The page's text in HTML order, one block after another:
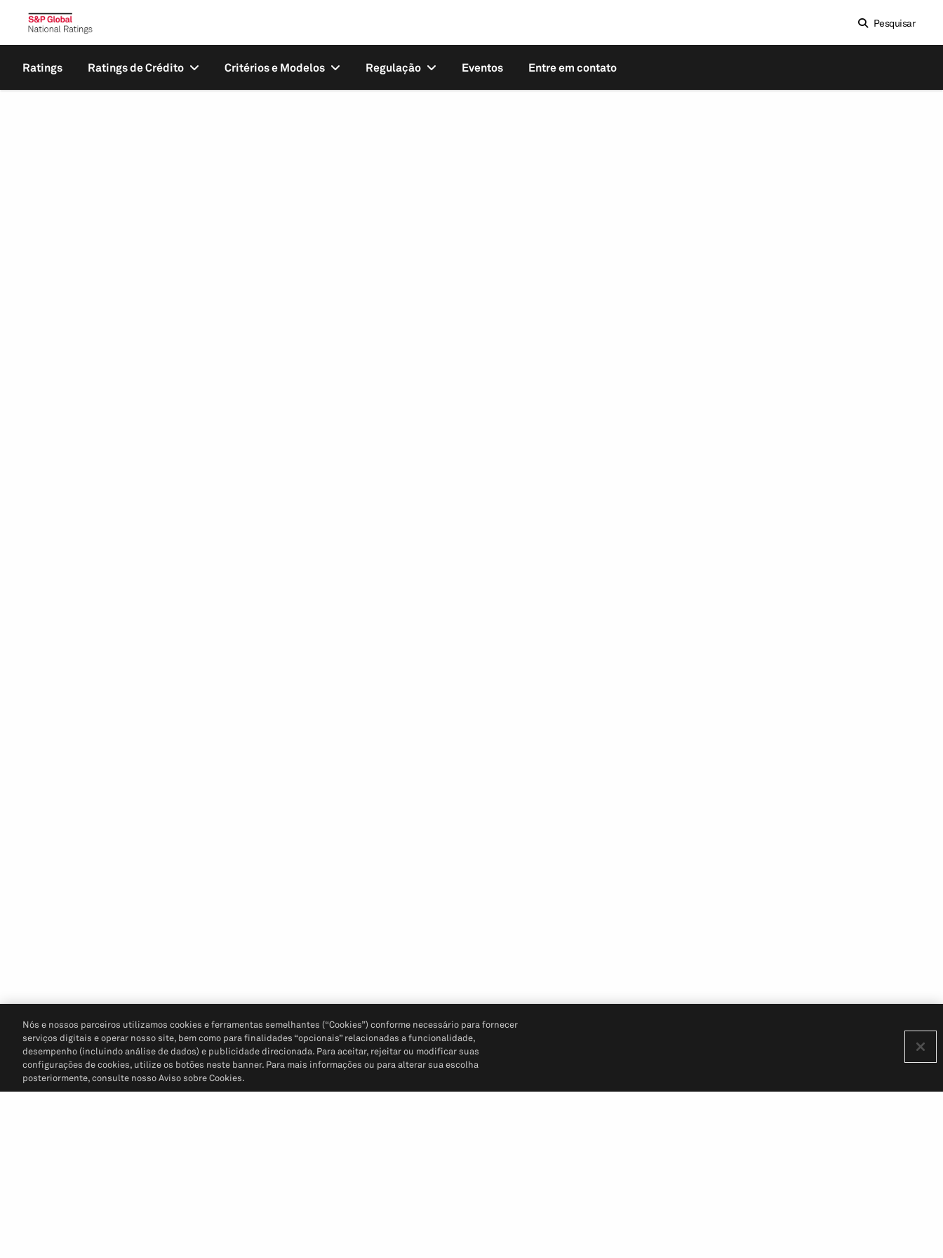
Pesquisar
Ratings Ratings de Crédito Critérios e Modelos Regulação Eventos Entre em contato
Nós e nossos parceiros utilizamos cookies e ferramentas semelhantes (“Cookies”) conforme necessário para fornecer
serviços digitais e operar nosso site, bem como para finalidades “opcionais” relacionadas a funcionalidade,
desempenho (incluindo análise de dados) e publicidade direcionada. Para aceitar, rejeitar ou modificar suas
configurações de cookies, utilize os botões neste banner. Para mais informações ou para alterar sua escolha
posteriormente, consulte nosso Aviso sobre Cookies.